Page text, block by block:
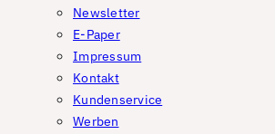
Newsletter
E-Paper
Impressum
Kontakt
Kundenservice
Werben